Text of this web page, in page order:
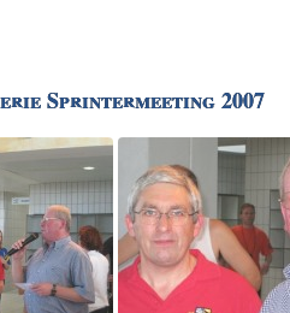
Sprintermeeting 2007